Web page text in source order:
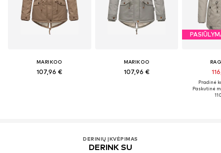
MARIKOO
107,96 €
MARIKOO
107,96 €
Pradinė
Paskutinė
DERINIŲ ĮKVĖPIMAS
DERINK SU